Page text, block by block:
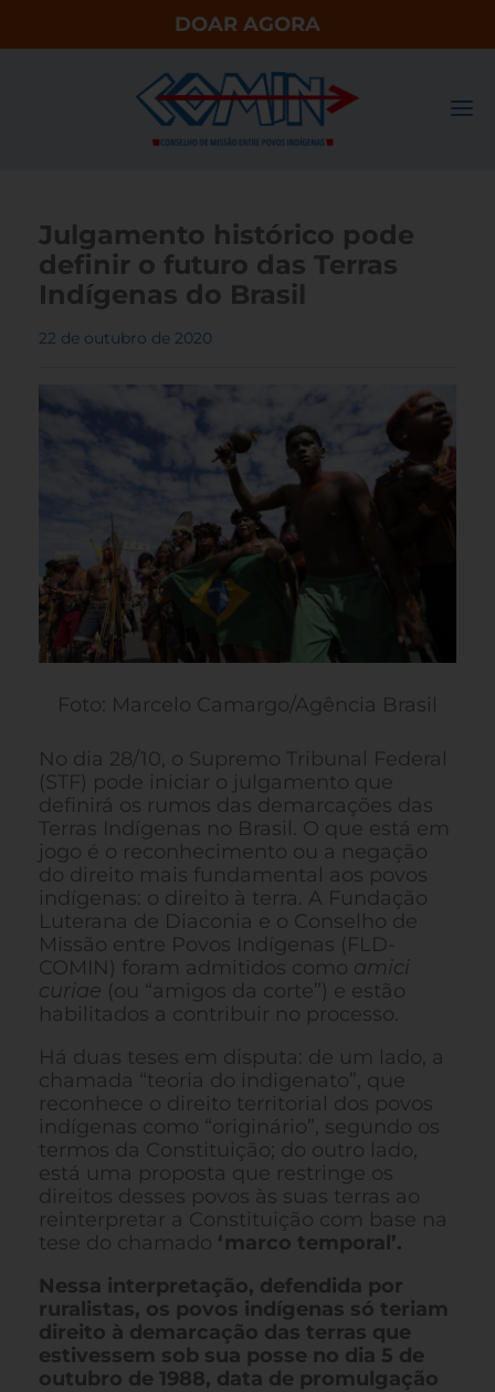
DOAR AGORA
Julgamento histórico pode
definir o futuro das Terras
Indígenas do Brasil
22 de outubro de 2020
Foto: Marcelo Camargo/Agência Brasil
No dia 28/10, o Supremo Tribunal Federal
(STF) pode iniciar o julgamento que
definirá os rumos das demarcações das
Terras Indígenas no Brasil. O que está em
jogo é o reconhecimento ou a negação
do direito mais fundamental aos povos
indígenas: o direito à terra. A Fundação
Luterana de Diaconia e o Conselho de
Missão entre Povos Indígenas (FLD-
COMIN) foram admitidos como amici
curiae (ou “amigos da corte”) e estão
habilitados a contribuir no processo.
Há duas teses em disputa: de um lado, a
chamada “teoria do indigenato”, que
reconhece o direito territorial dos povos
indígenas como “originário”, segundo os
termos da Constituição; do outro lado,
está uma proposta que restringe os
direitos desses povos às suas terras ao
reinterpretar a Constituição com base na
tese do chamado ‘marco temporal’.
Nessa interpretação, defendida por
ruralistas, os povos indígenas só teriam
direito à demarcação das terras que
estivessem sob sua posse no dia 5 de
outubro de 1988, data de promulgação